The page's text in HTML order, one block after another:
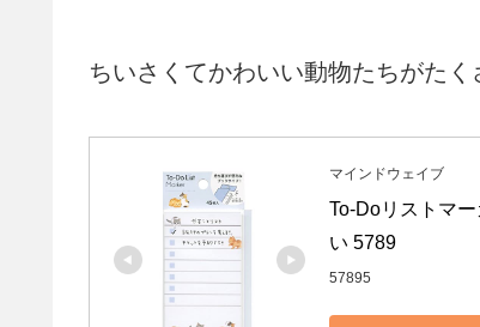
ちいさくてかわいい動物たちがたく
マインドウェイブ
To-Doリストマ
い 5789
57895